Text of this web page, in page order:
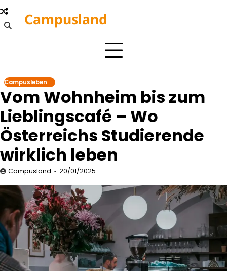
Skip
to
content
Campusland
Campusleben
Vom Wohnheim bis zum
Lieblingscafé – Wo
Österreichs Studierende
wirklich leben
Campusland 20/01/2025